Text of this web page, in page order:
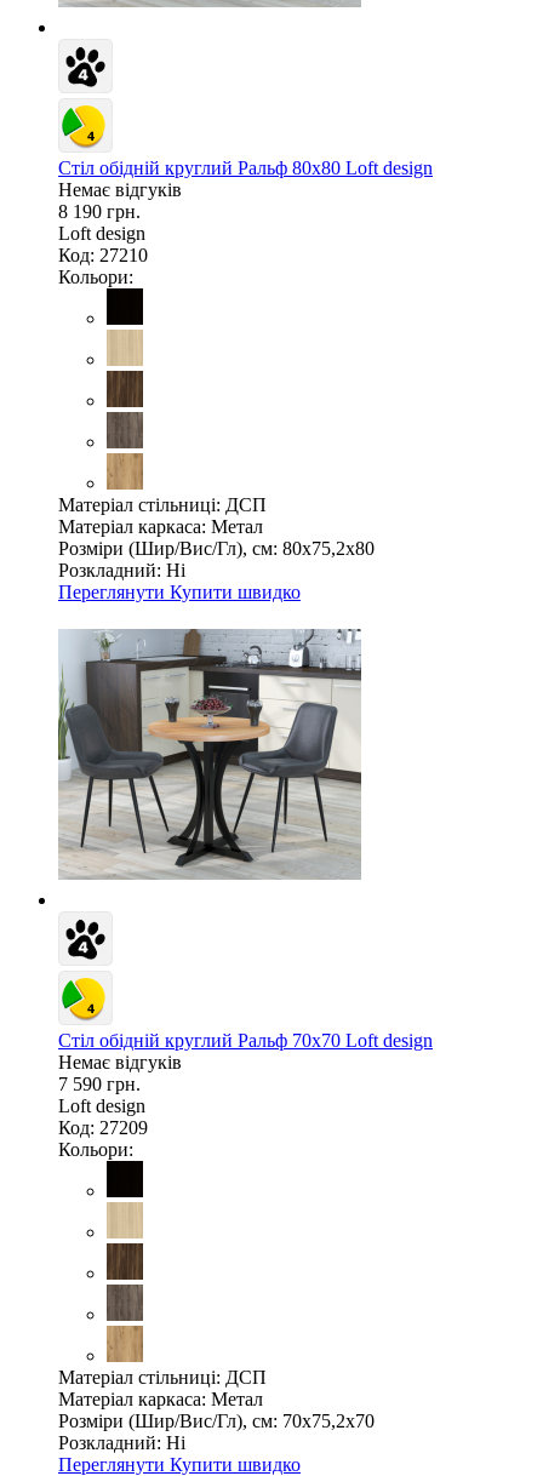
Стіл обідній круглий Ральф 80х80 Loft design
Немає відгуків
8 190 грн.
Loft design
Код: 27210
Кольори:
Матеріал стільниці: ДСП
Матеріал каркаса: Метал
Розміри (Шир/Вис/Гл), см: 80х75,2х80
Розкладний: Ні
Переглянути Купити швидко
Стіл обідній круглий Ральф 70х70 Loft design
Немає відгуків
7 590 грн.
Loft design
Код: 27209
Кольори:
Матеріал стільниці: ДСП
Матеріал каркаса: Метал
Розміри (Шир/Вис/Гл), см: 70х75,2х70
Розкладний: Ні
Переглянути Купити швидко